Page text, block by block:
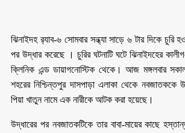
ঝিনাইদহ র‌্যাব-৬ সোমবার সন্ধ্যা সাড়ে ৬ টার দিকে চুরি
পর উদ্ধার করেছে । চুরির ঘটনাটি ঘটে ঝিনাইদহের
ক্লিনিক এন্ড ডায়াগনোস্টিক থেকে। আজ মঙ্গলবার
শহরের নিশ্চিন্তপুর দাসপাড়া এলাকা থেকে
পিয়া খাতুন নামে এক নারীকে আটক করা হয়েছে।
উদ্ধারের পর নবজাতকটিকে তার বাবা-মায়ের কাছে